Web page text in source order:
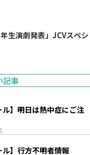
生演劇発表」JCVスペシ
記事
】明日は熱中症にご注
】行方不明者情報